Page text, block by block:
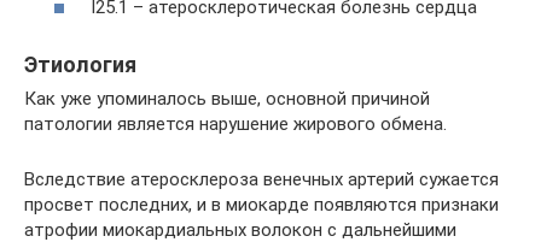
I25.1 – атеросклеротическая болезнь сердца
Этиология
Как уже упоминалось выше, основной причиной
патологии является нарушение жирового обмена.
Вследствие атеросклероза венечных артерий сужается
просвет последних, и в миокарде появляются признаки
атрофии миокардиальных волокон с дальнейшими